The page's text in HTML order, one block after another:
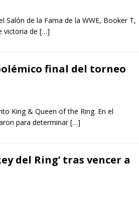
Salón de la Fama de la WWE, Booker T,
victoria de […]
final del torneo
King & Queen of the Ring. En el
para determinar[…]
del Ring’ tras vencer a